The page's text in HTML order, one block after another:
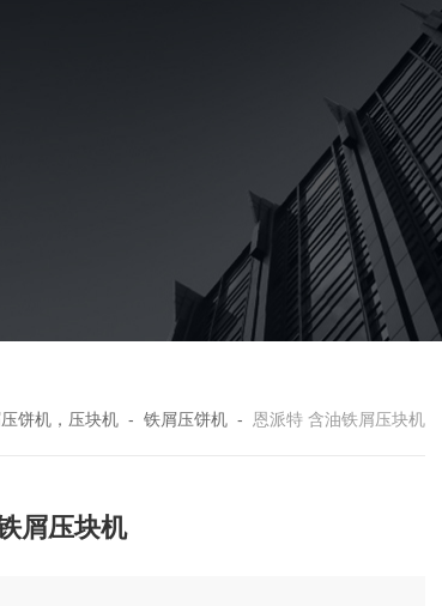
饼机，压块机 - 铁屑压饼机 - 恩派特 含油铁屑压块机
屑压块机